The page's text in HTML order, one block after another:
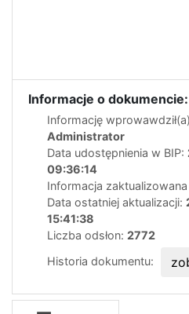
Informacje o dokumencie:
Informację
Administrator
Data udostępnienia w BIP:
09:36:14
Informacja
Data ostatniej aktualizacji:
15:41:38
Liczba odsłon: 2772
Historia dokumentu: